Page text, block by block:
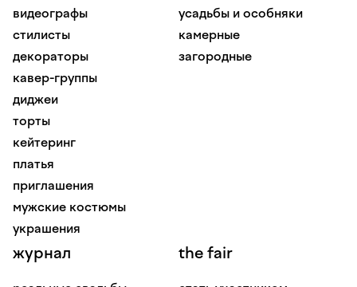
видеографы
стилисты
декораторы
кавер-группы
диджеи
торты
кейтеринг
платья
приглашения
мужские костюмы
украшения
усадьбы и особняки
камерные
загородные
журнал the fair